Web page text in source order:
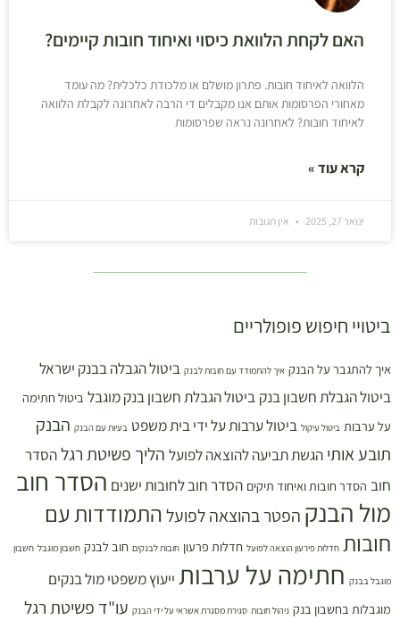
האם לקחת הלוואת כיסוי ואיחוד חובות קיימים?
הלוואה לאיחוד חובות. פתרון מושלם או מלכודת כלכלית? מה עומד
מאחורי הפרסומות אותם אנו מקבלים די הרבה לאחרונה לקבלת הלוואה
לאיחוד חובות? לאחרונה נראה שפרסומות
קרא עוד »
ינואר 27, 2025 אין תגובות
ביטויי חיפוש פופולריים
איך להתגבר על הבנק איך להתמודד עם חובות לבנק ביטול הגבלה בבנק ישראל
ביטול הגבלת חשבון בנק ביטול הגבלת חשבון בנק מוגבל ביטול חתימה
על ערבות ביטול עיקול ביטול ערבות על ידי בית משפט בעיות עם הבנק הבנק
תובע אותי הגשת תביעה להוצאה לפועל הליך פשיטת רגל הסדר
חוב הסדר חובות ואיחוד תיקים הסדר חוב לחובות ישנים הסדר חוב
מול הבנק הפטר בהוצאה לפועל התמודדות עם
חובות חדלות פירעון הוצאה לפועל חדלות פרעון חובות לבנקים חוב לבנק חשבון מוגבל חשבון
מוגבל בבנק חתימה על ערבות ייעוץ משפטי מול בנקים
מוגבלות בחשבון בנק ניהול חובות סגירת מסגרת אשראי על ידי הבנק עו"ד פשיטת רגל